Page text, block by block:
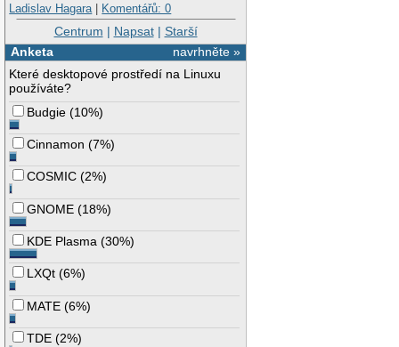
Ladislav Hagara | Komentářů: 0
Centrum | Napsat| Starší
navrhněte »
Anketa
Které desktopové prostředí na Linuxu
používáte?
Budgie (10%)
Cinnamon (7%)
COSMIC (2%)
GNOME (18%)
KDE Plasma (30%)
LXQt (6%)
MATE (6%)
TDE (2%)